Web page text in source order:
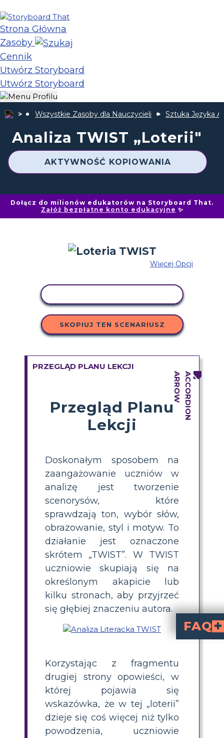
Strona Główna
Zasoby
Cennik
Utwórz Storyboard
Utwórz Storyboard
Wszystkie Zasoby dla Nauczycieli Sztuka Języka
Analiza TWIST „Loterii"
AKTYWNOŚĆ KOPIOWANIA
Dołącz do milionów edukatorów na Storyboard That.
Załóż bezpłatne konto edukacyjne ✨
Więcej Opcji
SKOPIUJ TEN SCENARIUSZ
PRZEGLĄD PLANU LEKCJI
Przegląd Planu
Lekcji
Doskonałym sposobem na
zaangażowanie uczniów w
analizę jest tworzenie
scenorysów, które
sprawdzają ton, wybór słów,
obrazowanie, styl i motyw. To
działanie jest oznaczone
skrótem „TWIST”. W TWIST
uczniowie skupiają się na
określonym akapicie lub
kilku stronach, aby przyjrzeć
się głębiej znaczeniu autora.
Korzystając z fragmentu
drugiej strony opowieści, w
której pojawia się
wskazówka, że w tej „loterii”
dzieje się coś więcej niż tylko
powodzenia, uczniowie
FAQ